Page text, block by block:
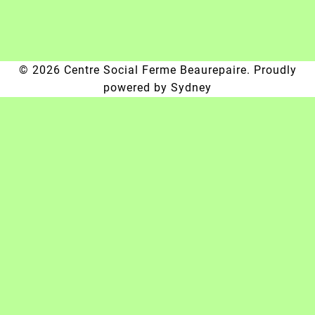
© 2026 Centre Social Ferme Beaurepaire. Proudly
powered by Sydney